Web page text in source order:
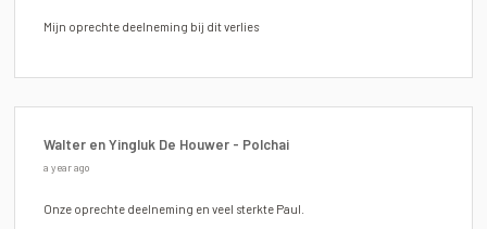
Mijn oprechte deelneming bij dit verlies
Walter en Yingluk De Houwer - Polchai
a year ago
Onze oprechte deelneming en veel sterkte Paul.